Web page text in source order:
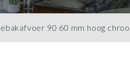
90 60 mm hoog